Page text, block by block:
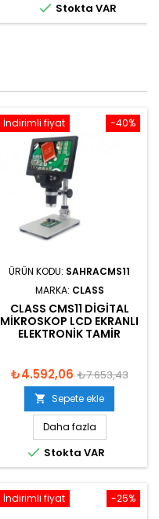
 Stokta VAR
-40%
İndirimli fiyat
ÜRÜN KODU: SAHRACMS11
MARKA: CLASS
CLASS CMS11 DIGITAL
MIKROSKOP LCD EKRANLI
ELEKTRONIK TAMIR
₺4.592,06 ₺7.653,43
 Sepete ekle
Daha fazla
 Stokta VAR
-25%
İndirimli fiyat